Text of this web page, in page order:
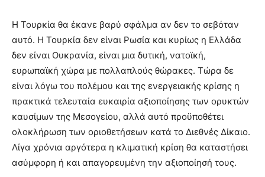
Η Τουρκία θα έκανε βαρύ σφάλμα αν δεν το σεβόταν
αυτό. Η Τουρκία δεν είναι Ρωσία και κυρίως η Ελλάδα
δεν είναι Ουκρανία, είναι μια δυτική, νατοϊκή,
ευρωπαϊκή χώρα με πολλαπλούς θώρακες. Τώρα δε
είναι λόγω του πολέμου και της ενεργειακής κρίσης η
πρακτικά τελευταία ευκαιρία αξιοποίησης των ορυκτών
καυσίμων της Μεσογείου, αλλά αυτό προϋποθέτει
ολοκλήρωση των οριοθετήσεων κατά το Διεθνές Δίκαιο.
Λίγα χρόνια αργότερα η κλιματική κρίση θα καταστήσει
ασύμφορη ή και απαγορευμένη την αξιοποίησή τους.